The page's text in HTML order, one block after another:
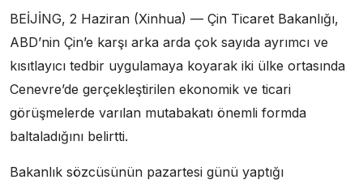
BEİJİNG, 2 Haziran (Xinhua) — Çin Ticaret Bakanlığı,
ABD’nin Çin’e karşı arka arda çok sayıda ayrımcı ve
kısıtlayıcı tedbir uygulamaya koyarak iki ülke ortasında
Cenevre’de gerçekleştirilen ekonomik ve ticari
görüşmelerde varılan mutabakatı önemli formda
baltaladığını belirtti.
Bakanlık sözcüsünün pazartesi günü yaptığı